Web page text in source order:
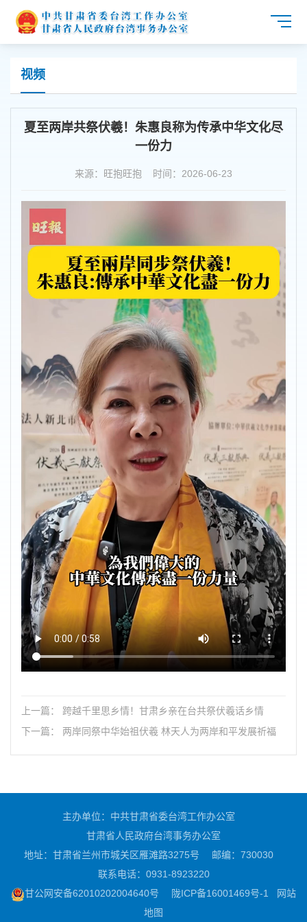
视频
夏至两岸共祭伏羲！朱惠良称为传承中华文化尽
一份力
来源：旺抱旺抱 时间：2026-06-23
上一篇： 跨越千里思乡情！甘肃乡亲在台共祭伏羲话乡情
下一篇： 两岸同祭中华始祖伏羲 林天人为两岸和平发展祈福
主办单位：中共甘肃省委台湾工作办公室
甘肃省人民政府台湾事务办公室
地址：甘肃省兰州市城关区雁滩路3275号
邮编：730030
联系电话：0931-8923220
甘公网安备62010202004640号
陇ICP备16001469号-1
网站
地图